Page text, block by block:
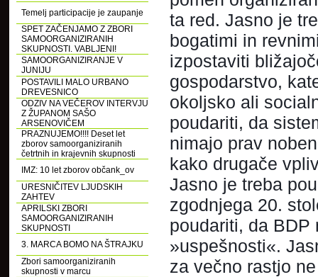
Temelj participacije je zaupanje
SPET ZAČENJAMO Z ZBORI
SAMOORGANIZIRANIH
SKUPNOSTI. VABLJENI!
SAMOORGANIZIRANJE V
JUNIJU
POSTAVILI MALO URBANO
DREVESNICO
ODZIV NA VEČEROV INTERVJU
Z ŽUPANOM SAŠO
ARSENOVIČEM
PRAZNUJEMO!!!! Deset let
zborov samoorganiziranih
četrtnih in krajevnih skupnosti
IMZ: 10 let zborov občank_ov
URESNIČITEV LJUDSKIH
ZAHTEV
APRILSKI ZBORI
SAMOORGANIZIRANIH
SKUPNOSTI
3. MARCA BOMO NA ŠTRAJKU
Zbori samoorganiziranih
skupnosti v marcu
ta red. Jasno je
bogatimi in
izpostaviti
gospodarstvo,
okoljsko ali
poudariti, da
nimajo prav
kako drugače
Jasno je treba
zgodnjega 20.
poudariti, da
»uspešnosti«.
za večno rastjo